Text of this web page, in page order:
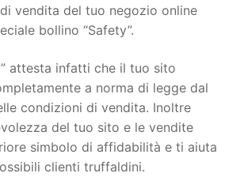
vendita del tuo negozio online
bollino “Safety”.
attesta infatti che il tuo sito
a norma di legge dal
condizioni di vendita. Inoltre
del tuo sito e le vendite
simbolo di affidabilità e ti aiuta
clienti truffaldini.